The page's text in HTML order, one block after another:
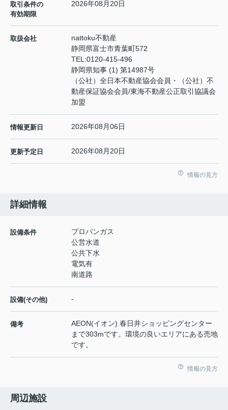
取引条件の
有効期限
2026年08月20日
取扱会社
nattoku不動産
静岡県富士市青葉町572
TEL:0120-415-496
静岡県知事 (1) 第14987号
（公社）全日本不動産協会会員・（公社）不
動産保証協会会員/東海不動産公正取引協議会
加盟
情報更新日 2026年08月06日
更新予定日 2026年08月20日
情報の見方
詳細情報
設備条件
プロパンガス
公営水道
公共下水
電気有
南道路
設備(その他) -
備考
AEON(イオン) 春日井ショッピングセンター
まで303mです。環境の良いエリアにある売地
です。
情報の見方
周辺施設